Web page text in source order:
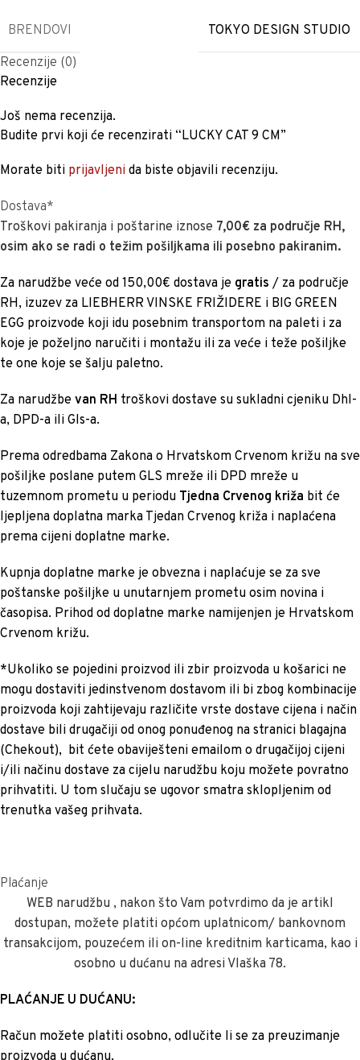
BRENDOVI
TOKYO DESIGN STUDIO
Recenzije (0)
Recenzije
Još nema recenzija.
Budite prvi koji će recenzirati “LUCKY CAT 9 CM”
Morate biti prijavljeni da biste objavili recenziju.
Dostava*
Troškovi pakiranja i poštarine iznose 7,00€ za područje RH,
osim ako se radi o težim pošiljkama ili posebno pakiranim.
Za narudžbe veće od 150,00€ dostava je gratis / za područje
RH, izuzev za LIEBHERR VINSKE FRIŽIDERE i BIG GREEN
EGG proizvode koji idu posebnim transportom na paleti i za
koje je poželjno naručiti i montažu ili za veće i teže pošiljke
te one koje se šalju paletno.
Za narudžbe van RH troškovi dostave su sukladni cjeniku Dhl-
a, DPD-a ili Gls-a.
Prema odredbama Zakona o Hrvatskom Crvenom križu na sve
pošiljke poslane putem GLS mreže ili DPD mreže u
tuzemnom prometu u periodu Tjedna Crvenog križa bit će
ljepljena doplatna marka Tjedan Crvenog križa i naplaćena
prema cijeni doplatne marke.
Kupnja doplatne marke je obvezna i naplaćuje se za sve
poštanske pošiljke u unutarnjem prometu osim novina i
časopisa. Prihod od doplatne marke namijenjen je Hrvatskom
Crvenom križu.
*Ukoliko se pojedini proizvod ili zbir proizvoda u košarici ne
mogu dostaviti jedinstvenom dostavom ili bi zbog kombinacije
proizvoda koji zahtijevaju različite vrste dostave cijena i način
dostave bili drugačiji od onog ponuđenog na stranici blagajna
(Chekout), bit ćete obaviješteni emailom o drugačijoj cijeni
i/ili načinu dostave za cijelu narudžbu koju možete povratno
prihvatiti. U tom slučaju se ugovor smatra sklopljenim od
trenutka vašeg prihvata.
Plaćanje
WEB narudžbu , nakon što Vam potvrdimo da je artikl
dostupan, možete platiti općom uplatnicom/ bankovnom
transakcijom, pouzećem ili on-line kreditnim karticama, kao i
osobno u dućanu na adresi Vlaška 78.
PLAĆANJE U DUĆANU:
Račun možete platiti osobno, odlučite li se za preuzimanje
proizvoda u dućanu.